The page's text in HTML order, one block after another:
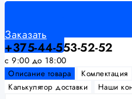
Заказать
+375-44-553-52-52
с 9:00 до 18:00
Описание товара Комлектация
Калькулятор доставки
Наши